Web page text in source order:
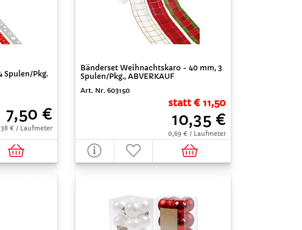
Spulen/Pkg.
7,50 €
€ / Laufmeter
Bänderset Weihnachtskaro - 40 mm, 3
Spulen/Pkg., ABVERKAUF
Art. Nr. 603150
statt € 11,50
10,35 €
0,69 € / Laufmeter